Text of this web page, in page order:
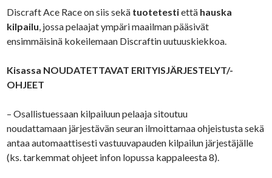
Discraft Ace Race on siis sekä tuotetestiettä hauska
kilpailu , jossa pelaajat ympäri maailman pääsivät
ensimmäisinä kokeilemaan Discraftin uutuuskiekkoa.
Kisassa NOUDATETTAVAT ERITYISJÄRJESTELYT/-
OHJEET
– Osallistuessaan kilpailuun pelaaja sitoutuu
noudattamaan järjestävän seuran ilmoittamaa ohjeistusta sekä
antaa automaattisesti vastuuvapauden kilpailun järjestäjälle
(ks. tarkemmat ohjeet infon lopussa kappaleesta 8).